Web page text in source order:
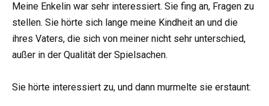
Meine Enkelin war sehr interessiert. Sie fing an, Fragen zu
stellen. Sie hörte sich lange meine Kindheit an und die
ihres Vaters, die sich von meiner nicht sehr unterschied,
außer in der Qualität der Spielsachen.
Sie hörte interessiert zu, und dann murmelte sie erstaunt: